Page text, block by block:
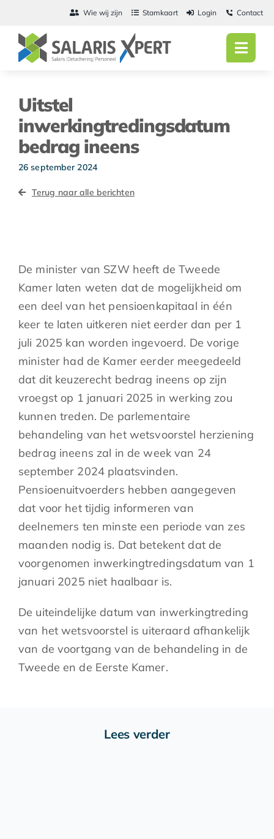
inhoud
Wie wij zijn Stamkaart Login Contact
Uitstel
inwerkingtredingsdatum
bedrag ineens
26 september 2024
Terug naar alle berichten
De minister van SZW heeft de Tweede
Kamer laten weten dat de mogelijkheid om
een deel van het pensioenkapitaal in één
keer te laten uitkeren niet eerder dan per 1
juli 2025 kan worden ingevoerd. De vorige
minister had de Kamer eerder meegedeeld
dat dit keuzerecht bedrag ineens op zijn
vroegst op 1 januari 2025 in werking zou
kunnen treden. De parlementaire
behandeling van het wetsvoorstel herziening
bedrag ineens zal in de week van 24
september 2024 plaatsvinden.
Pensioenuitvoerders hebben aangegeven
dat voor het tijdig informeren van
deelnemers ten minste een periode van zes
maanden nodig is. Dat betekent dat de
voorgenomen inwerkingtredingsdatum van 1
januari 2025 niet haalbaar is.
De uiteindelijke datum van inwerkingtreding
van het wetsvoorstel is uiteraard afhankelijk
van de voortgang van de behandeling in de
Tweede en de Eerste Kamer.
Lees verder